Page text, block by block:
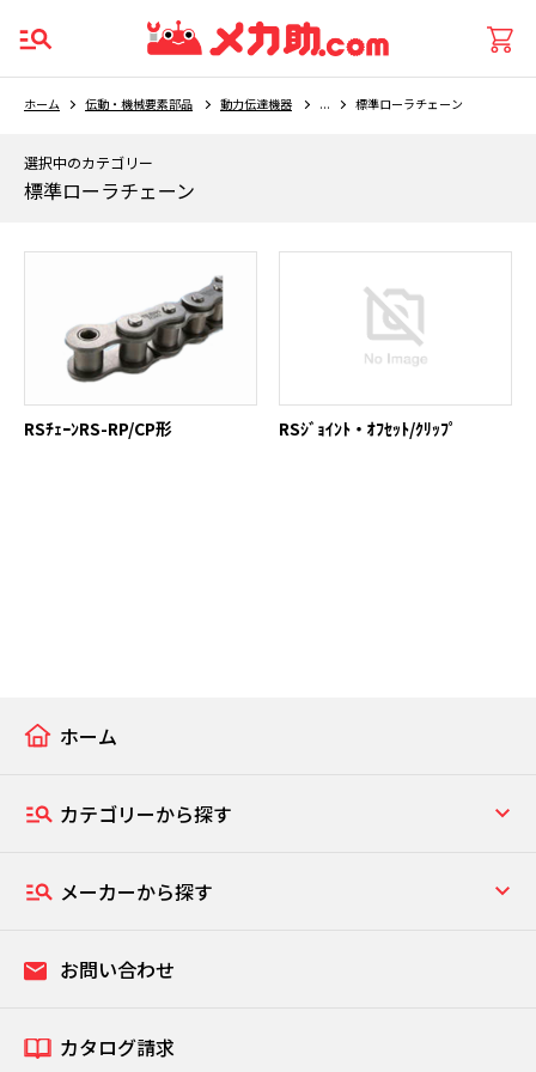
ホーム 伝動・機械要素部品 動力伝達機器 ... 標準ローラチェーン
選択中のカテゴリー
標準ローラチェーン
RSﾁｪｰﾝRS-RP/CP形 RSｼﾞｮｲﾝﾄ・ｵﾌｾｯﾄ/ｸﾘｯﾌﾟ
ホーム
カテゴリーから探す
メーカーから探す
お問い合わせ
カタログ請求